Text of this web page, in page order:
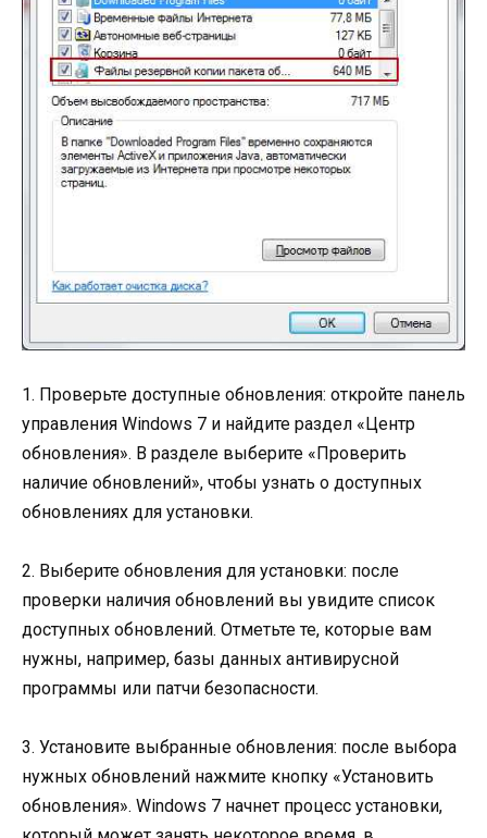
1. Проверьте доступные обновления: откройте панель
управления Windows 7 и найдите раздел «Центр
обновления». В разделе выберите «Проверить
наличие обновлений», чтобы узнать о доступных
обновлениях для установки.
2. Выберите обновления для установки: после
проверки наличия обновлений вы увидите список
доступных обновлений. Отметьте те, которые вам
нужны, например, базы данных антивирусной
программы или патчи безопасности.
3. Установите выбранные обновления: после выбора
нужных обновлений нажмите кнопку «Установить
обновления». Windows 7 начнет процесс установки,